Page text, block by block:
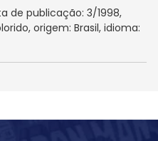
de publicação: 3/1998,
origem: Brasil, idioma: